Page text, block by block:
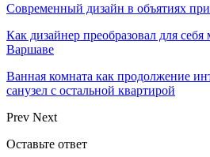
Современный дизайн в объятиях
Как дизайнер преобразовал для
Варшаве
Ванная комната как продолжение
санузел с остальной квартирой
Prev Next
Оставьте ответ